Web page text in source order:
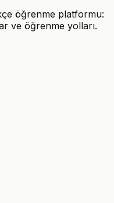
öğrenme platformu:
ve öğrenme yolları.